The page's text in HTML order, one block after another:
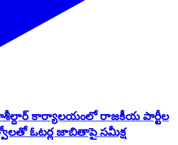
కార్యాలయంలో రాజకీయ పార్టీల
ఓటర్ల జాబితాపై సమీక్ష